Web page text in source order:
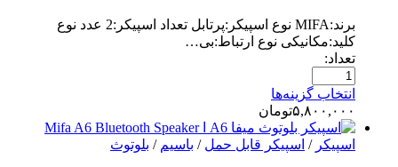
برند:MIFA نوع اسپیکر:پرتابل تعداد اسپیکر:2 عدد نوع
کلید:مکانیکی نوع ارتباط:بی…
تعداد:
انتخاب گزینه‌ها
۵,۸۰۰,۰۰۰تومان
اسپیکر / اسپیکر قابل حمل / باسیم / بلوتوث